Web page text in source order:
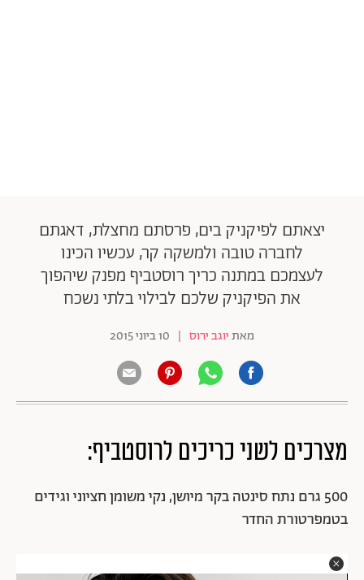
יצאתם לפיקניק בים, פרסתם מחצלת, דאגתם
לחברה טובה ולמשקה קר, עכשיו הכינו
לעצמכם במתנה כריך רוסטביף מפנק שיהפוך
את הפיקניק שלכם לבילוי בלתי נשכח
מאתיוגב ירוס | 10 ביוני 2015
מצרכים לשני כריכים לרוסטביף:
500 גרם נתח סינטה בקר מיושן, נקי משומן חציוני וגידים
בטמפרטורת החדר